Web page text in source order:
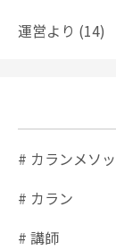
運営より (14)
# カランメソ
# カラン
# 講師